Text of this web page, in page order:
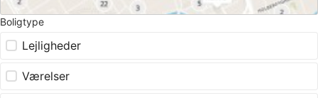
Boligtype
Lejligheder
Værelser